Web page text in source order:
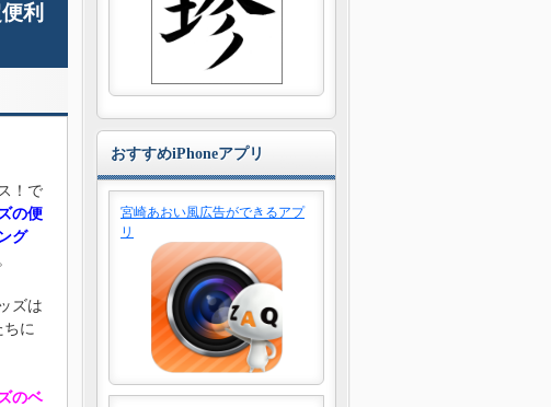
利
！で
の便
グ
ズは
ちに
のベ
おすすめiPhoneアプリ
宮崎あおい風広告ができるアプ
リ